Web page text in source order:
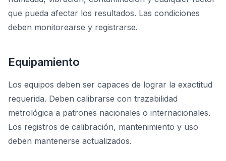
que pueda afectar los resultados. Las condiciones
deben monitorearse y registrarse.
Equipamiento
Los equipos deben ser capaces de lograr la exactitud
requerida. Deben calibrarse con trazabilidad
metrológica a patrones nacionales o internacionales.
Los registros de calibración, mantenimiento y uso
deben mantenerse actualizados.